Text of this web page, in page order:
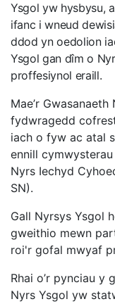
Ysgol yw hysbysu,
ifanc i wneud
ddod yn oedolion
Ysgol gan dîm o
proffesiynol eraill.
Mae’r
fydwragedd
iach o fyw ac atal
ennill
Nyrs Iechyd
SN).
Gall Nyrsys Ysgol
gweithio mewn
roi'r gofal mwyaf
Rhai o’r pynciau y
Nyrs Ysgol yw